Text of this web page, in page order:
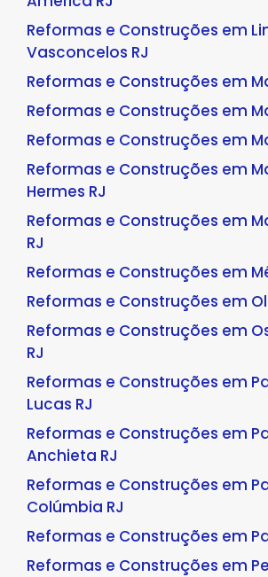
Reformas e Construções em
Vasconcelos RJ
Reformas e Construções em
Reformas e Construções em
Reformas e Construções em
Reformas e Construções em
Hermes RJ
Reformas e Construções em
RJ
Reformas e Construções em
Reformas e Construções em
Reformas e Construções em
RJ
Reformas e Construções em
Lucas RJ
Reformas e Construções em
Anchieta RJ
Reformas e Construções em
Colúmbia RJ
Reformas e Construções em
Reformas e Construções em